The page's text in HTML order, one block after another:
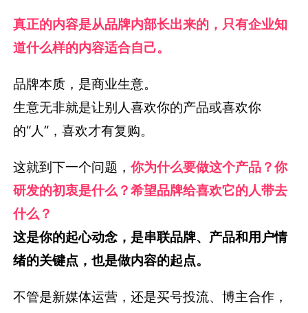
真正的内容是从品牌内部长出来的，只有企业知
道什么样的内容适合自己。
品牌本质，是商业生意。
生意无非就是让别人喜欢你的产品或喜欢你
的“人”，喜欢才有复购。
这就到下一个问题，你为什么要做这个产品？你
研发的初衷是什么？希望品牌给喜欢它的人带去
什么？
这是你的起心动念，是串联品牌、产品和用户情
绪的关键点，也是做内容的起点。
不管是新媒体运营，还是买号投流、博主合作，